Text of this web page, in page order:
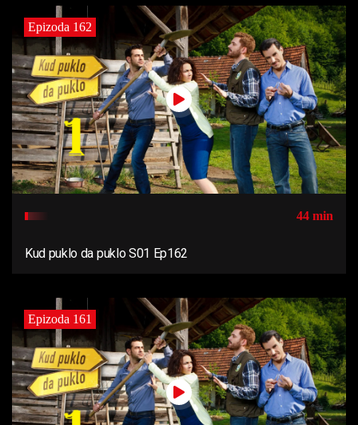
Epizoda 162
44 min
Kud puklo da puklo S01 Ep162
Epizoda 161